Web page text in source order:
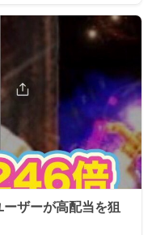
ザーが高配当を狙